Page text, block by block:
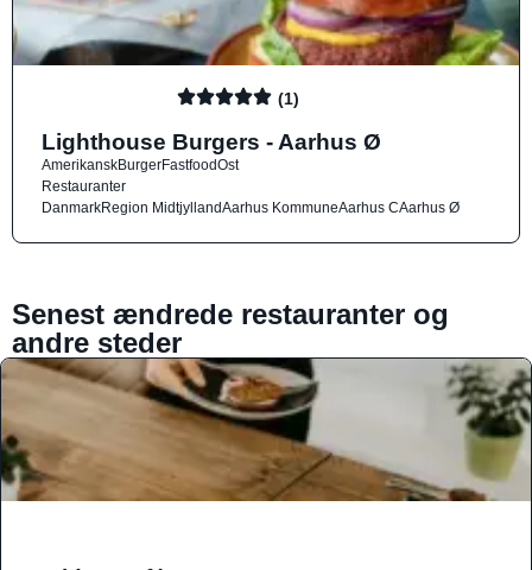
(1)
Lighthouse Burgers - Aarhus Ø
AmerikanskBurgerFastfoodOst
Restauranter
DanmarkRegion MidtjyllandAarhus KommuneAarhus CAarhus Ø
Senest ændrede restauranter og
andre steder